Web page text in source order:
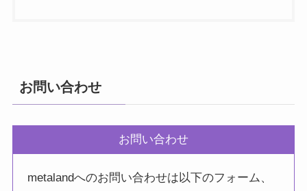
お問い合わせ
お問い合わせ
metalandへのお問い合わせは以下のフォーム、